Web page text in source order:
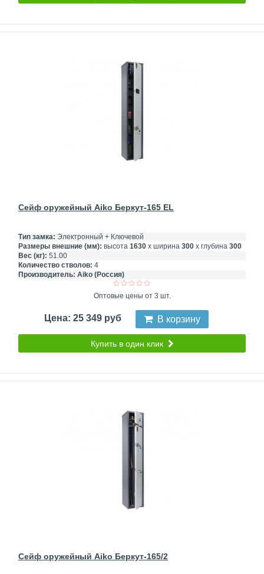
Сейф оружейный Aiko Беркут-165 EL
Тип замка: Электронный + Ключевой
Размеры внешние (мм): высота 1630 х ширина 300 х глубина 300
Вес (кг): 51.00
Количество стволов: 4
Производитель: Aiko (Россия)
Оптовые цены от 3 шт.
Цена: 25 349 руб В корзину
Купить в один клик
Сейф оружейный Aiko Беркут-165/2